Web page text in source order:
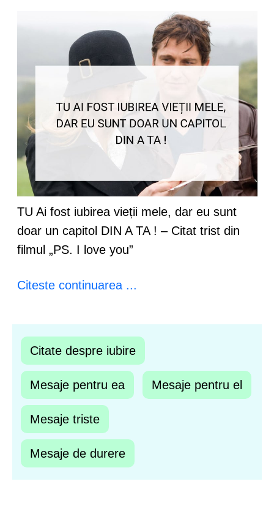
TU Ai fost iubirea vieții mele, dar eu sunt
doar un capitol DIN A TA ! – Citat trist din
filmul „PS. I love you”
Citeste continuarea ...
Citate despre iubire
Mesaje pentru ea Mesaje pentru el
Mesaje triste
Mesaje de durere